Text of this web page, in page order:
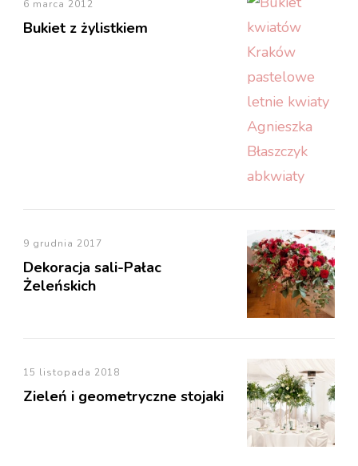
6 marca 2012
Bukiet z żylistkiem
9 grudnia 2017
Dekoracja sali-Pałac
Żeleńskich
15 listopada 2018
Zieleń i geometryczne stojaki